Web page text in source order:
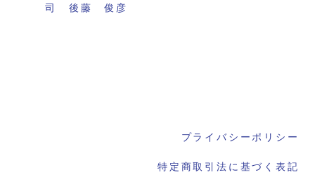
司 後藤 俊彦
プライバシーポリシー
特定商取引法に基づく表記